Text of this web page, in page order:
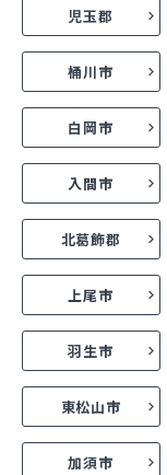
児玉郡
桶川市
白岡市
入間市
北葛飾郡
上尾市
羽生市
東松山市
加須市